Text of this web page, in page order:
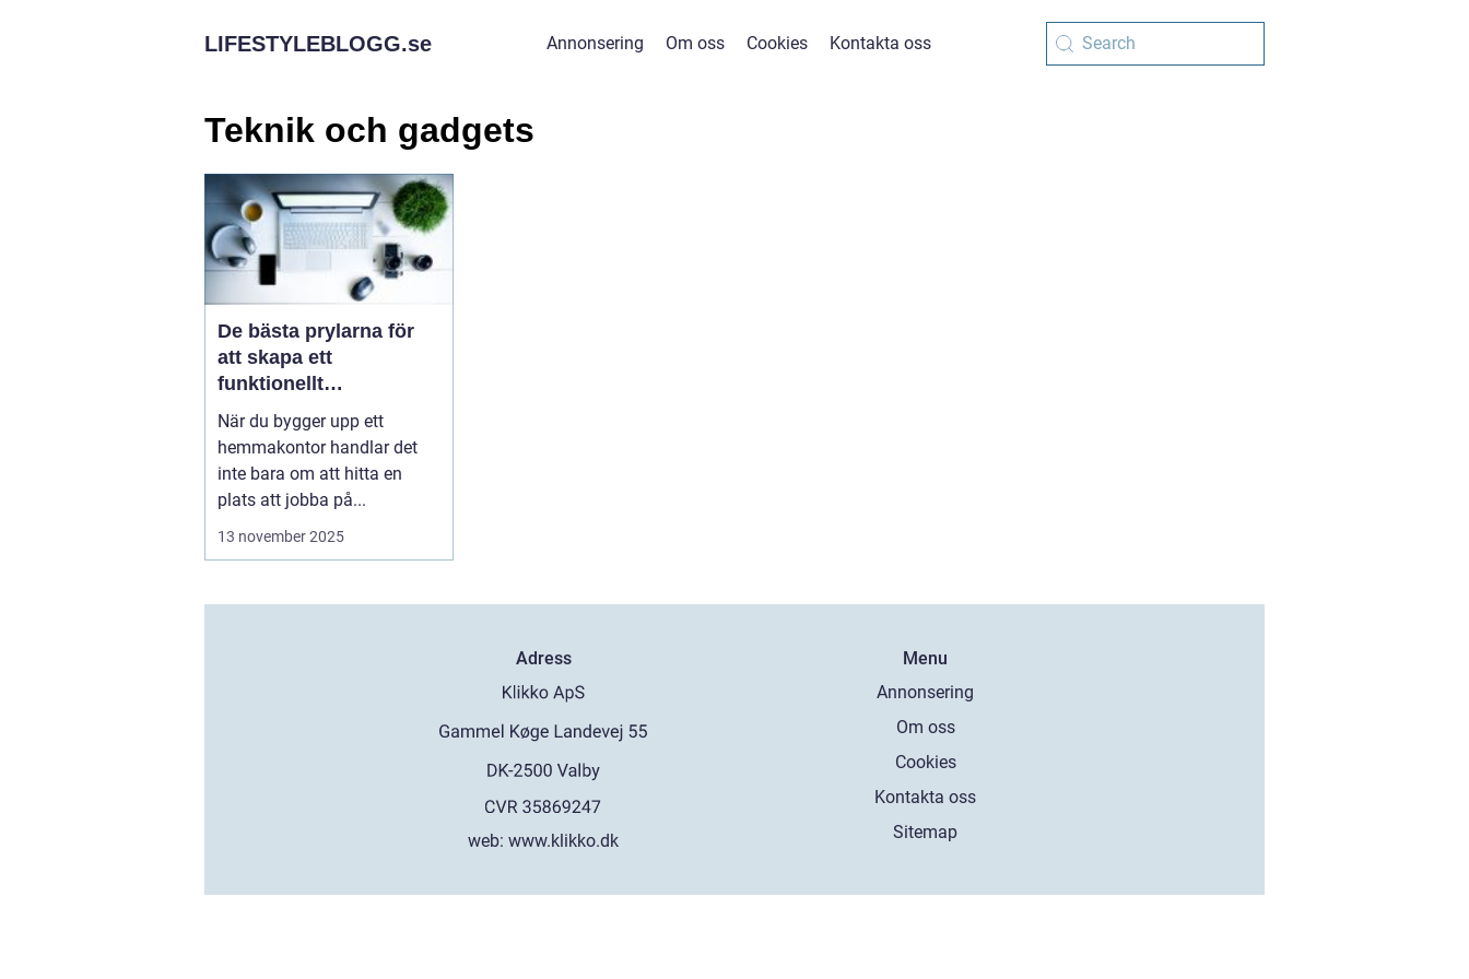
LIFESTYLEBLOGG.se Annonsering Om oss Cookies Kontakta oss
Teknik och gadgets
De bästa prylarna för
att skapa ett
funktionellt
hemmakontor
När du bygger upp ett
hemmakontor handlar det
inte bara om att hitta en
plats att jobba på...
13 november 2025
Adress
web:www.klikko.dk
Menu
Annonsering
Om oss
Cookies
Kontakta oss
Sitemap